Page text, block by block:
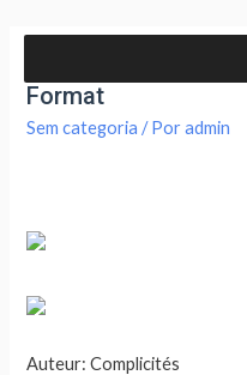
Format
Sem categoria / Poradmin
Auteur: Complicités